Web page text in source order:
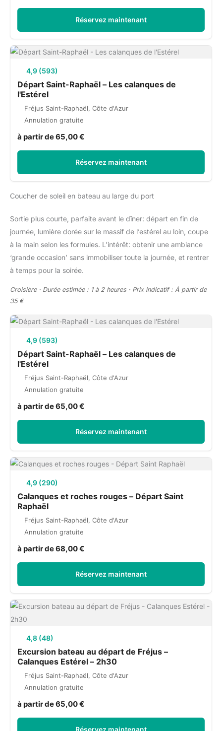
Réservez maintenant
4,9 (593)
Départ Saint-Raphaël – Les calanques de
l'Estérel
Fréjus Saint-Raphaël, Côte d'Azur
Annulation gratuite
à partir de 65,00 €
Réservez maintenant
Coucher de soleil en bateau au large du port
Sortie plus courte, parfaite avant le dîner: départ en fin de
journée, lumière dorée sur le massif de l’estérel au loin, coupe
à la main selon les formules. L’intérêt: obtenir une ambiance
‘grande occasion’ sans immobiliser toute la journée, et rentrer
à temps pour la soirée.
Croisière · Durée estimée : 1 à 2 heures · Prix indicatif : À partir de
35 €
4,9 (593)
Départ Saint-Raphaël – Les calanques de
l'Estérel
Fréjus Saint-Raphaël, Côte d'Azur
Annulation gratuite
à partir de 65,00 €
Réservez maintenant
4,9 (290)
Calanques et roches rouges – Départ Saint
Raphaël
Fréjus Saint-Raphaël, Côte d'Azur
Annulation gratuite
à partir de 68,00 €
Réservez maintenant
4,8 (48)
Excursion bateau au départ de Fréjus –
Calanques Estérel – 2h30
Fréjus Saint-Raphaël, Côte d'Azur
Annulation gratuite
à partir de 65,00 €